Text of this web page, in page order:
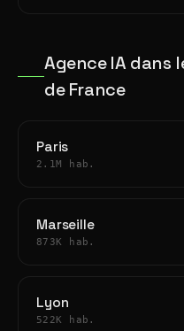
Agence IA dans
de France
Paris
2.1M hab.
Marseille
873K hab.
Lyon
522K hab.